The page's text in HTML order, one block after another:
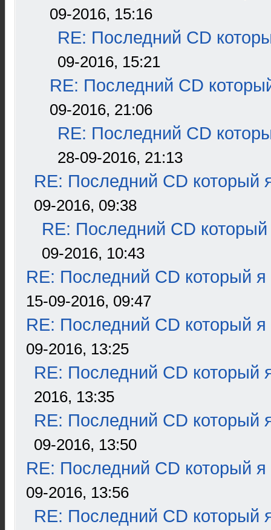
09-2016, 15:16
RE: Последний CD
09-2016, 15:21
RE: Последний CD
09-2016, 21:06
RE: Последний CD
28-09-2016, 21:13
RE: Последний CD который
09-2016, 09:38
RE: Последний CD который
09-2016, 10:43
RE: Последний CD который я
15-09-2016, 09:47
RE: Последний CD который я
09-2016, 13:25
RE: Последний CD который
2016, 13:35
RE: Последний CD который
09-2016, 13:50
RE: Последний CD который я
09-2016, 13:56
RE: Последний CD который